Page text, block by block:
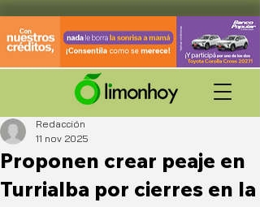
Proponen crear peaje en
Turrialba por cierres en la
Redacción
11 nov 2025